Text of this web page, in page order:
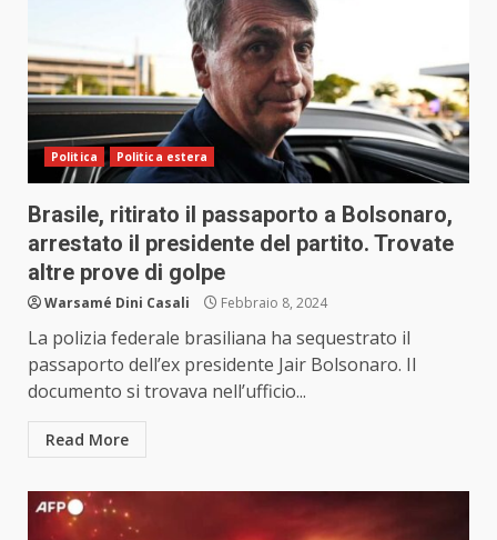
Politica Politica estera
Brasile, ritirato il passaporto a Bolsonaro,
arrestato il presidente del partito. Trovate
altre prove di golpe
Warsamé Dini Casali Febbraio 8, 2024
La polizia federale brasiliana ha sequestrato il
passaporto dell’ex presidente Jair Bolsonaro. Il
documento si trovava nell’ufficio...
Read More